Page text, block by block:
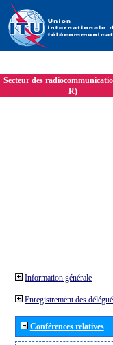
Secteur des
R)
Information générale
Enregistrement des
Conférences relatives